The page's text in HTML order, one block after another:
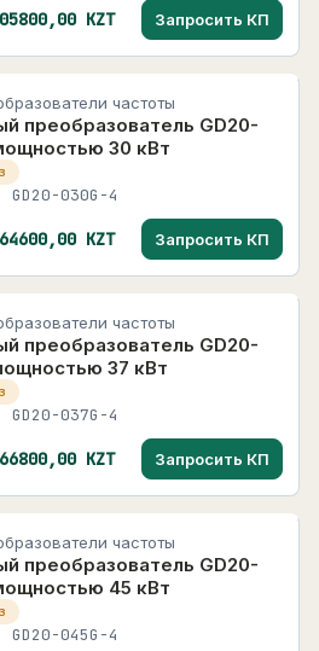
KZT Запросить КП
частоты
преобразователь GD20-
30 кВт
030G-4
KZT Запросить КП
частоты
преобразователь GD20-
37 кВт
037G-4
KZT Запросить КП
частоты
преобразователь GD20-
45 кВт
045G-4